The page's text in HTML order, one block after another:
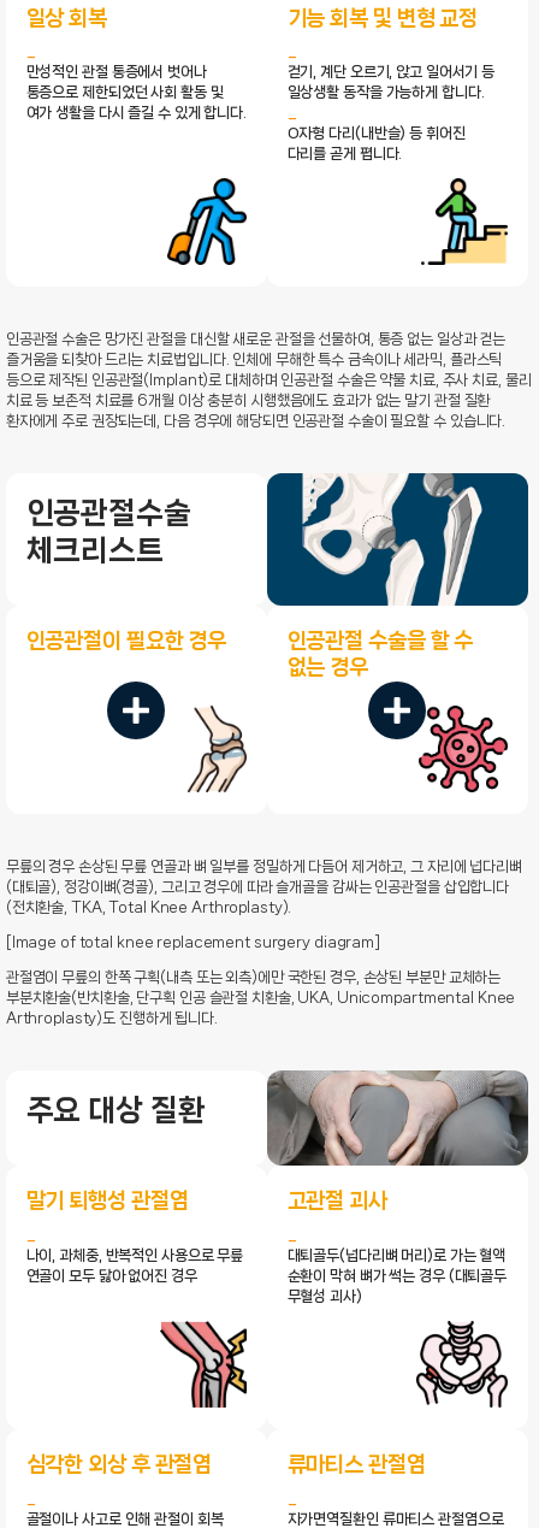
일상 회복
만성적인 관절 통증에서 벗어나
통증으로 제한되었던 사회 활동 및
여가 생활을 다시 즐길 수 있게 합니다.
기능 회복 및 변형 교정
걷기, 계단 오르기, 앉고 일어서기 등
일상생활 동작을 가능하게 합니다.
O자형 다리(내반슬) 등 휘어진
다리를 곧게 폅니다.
인공관절 수술은 망가진 관절을 대신할 새로운 관절을 선물하여, 통증 없는 일상과 걷는
즐거움을 되찾아 드리는 치료법입니다. 인체에 무해한 특수 금속이나 세라믹, 플라스틱
등으로 제작된 인공관절(Implant)로 대체하며 인공관절 수술은 약물 치료, 주사 치료, 물리
치료 등 보존적 치료를 6개월 이상 충분히 시행했음에도 효과가 없는 말기 관절 질환
환자에게 주로 권장되는데, 다음 경우에 해당되면 인공관절 수술이 필요할 수 있습니다.
인공관절수술
체크리스트
인공관절이 필요한 경우
인공관절 수술을 할 수
없는 경우
무릎의 경우 손상된 무릎 연골과 뼈 일부를 정밀하게 다듬어 제거하고, 그 자리에 넙다리뼈
(대퇴골), 정강이뼈(경골), 그리고 경우에 따라 슬개골을 감싸는 인공관절을 삽입합니다
(전치환술, TKA, Total Knee Arthroplasty).
[Image of total knee replacement surgery diagram]
관절염이 무릎의 한쪽 구획(내측 또는 외측)에만 국한된 경우, 손상된 부분만 교체하는
부분치환술(반치환술, 단구획 인공 슬관절 치환술, UKA, Unicompartmental Knee
Arthroplasty)도 진행하게 됩니다.
주요 대상 질환
말기 퇴행성 관절염
나이, 과체중, 반복적인 사용으로 무릎
연골이 모두 닳아 없어진 경우
고관절 괴사
대퇴골두(넙다리뼈 머리)로 가는 혈액
순환이 막혀 뼈가 썩는 경우 (대퇴골두
무혈성 괴사)
심각한 외상 후 관절염
골절이나 사고로 인해 관절이 회복
류마티스 관절염
자가면역질환인 류마티스 관절염으로